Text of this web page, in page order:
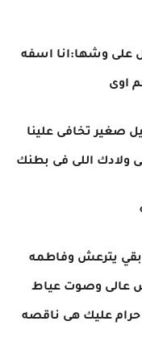
على وشها:انا اسفه
اوى
صغير تخافى علينا
اللى فى بطنك
يترعش وفاطمه
عالى وصوت عياط
حرام عليك هى ناقصه